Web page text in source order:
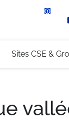
(0)4 79 96 30 69
Sites CSE &